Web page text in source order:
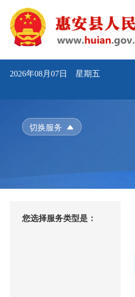
2026年08月07日 星期五
切换服务
您选择服务类型是：